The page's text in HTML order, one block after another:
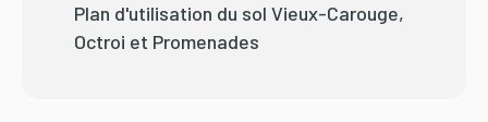
Plan d'utilisation du sol Vieux-Carouge,
Octroi et Promenades